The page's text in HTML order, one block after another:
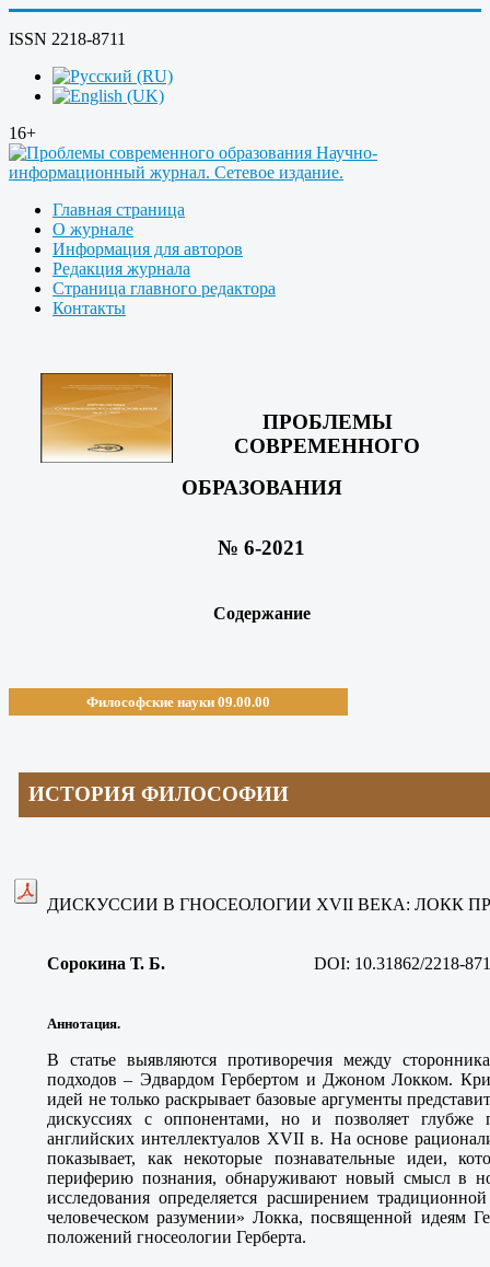
ISSN 2218-8711
16+
Главная страница
О журнале
Информация для авторов
Редакция журнала
Страница главного редактора
Контакты
ПРОБЛЕМЫ
СОВРЕМЕННОГО
ОБРАЗОВАНИЯ
№ 6-2021
Содержание
Философские науки 09.00.00
ИСТОРИЯ ФИЛОСОФИИ
ДИСКУССИИ В ГНОСЕОЛОГИИ XVII ВЕКА: ЛОКК
Сорокина Т. Б. DOI: 10.31862/2218-
Аннотация.
В статье выявляются противоречия между
подходов – Эдвардом Гербертом и Джоном Локком.
идей не только раскрывает базовые аргументы
дискуссиях с оппонентами, но и позволяет глубже
английских интеллектуалов XVII в. На основе
показывает, как некоторые познавательные идеи,
периферию познания, обнаруживают новый смысл в
исследования определяется расширением
человеческом разумении» Локка, посвященной идеям
положений гносеологии Герберта.